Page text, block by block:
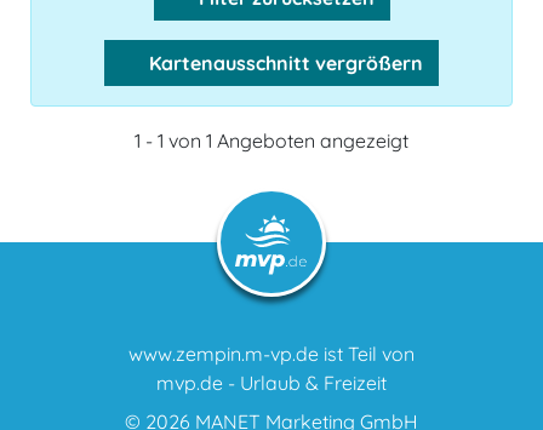
Kartenausschnitt vergrößern
1 - 1 von 1 Angeboten angezeigt
www.zempin.m-vp.de ist Teil von
mvp.de - Urlaub & Freizeit
© 2026 MANET Marketing GmbH